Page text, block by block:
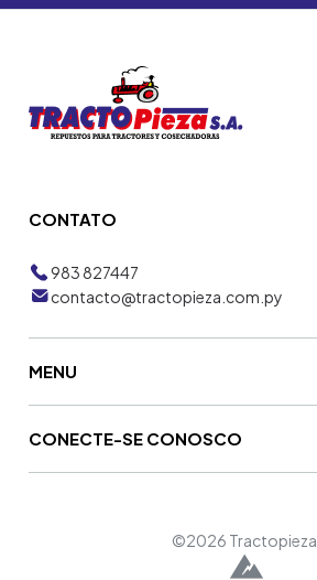
CONTATO
983 827447
contacto@tractopieza.com.py
MENU
CONECTE-SE CONOSCO
©2026 Tractopieza.